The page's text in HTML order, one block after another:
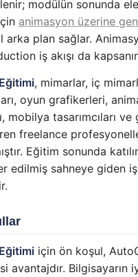
modülün sonunda
animasyon üzerine
arka plan sağlar.
iş akışı da
, mimarlar, iç
oyun grafikerleri,
mobilya tasarımcıları
freelance
Eğitim sonunda
edilmiş sahneye giden iş
için ön koşul,
avantajdır. Bilgisayarın